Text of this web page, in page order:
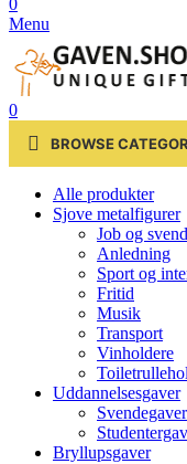
0
Menu
0
BROWSE
Alle produkter
Sjove metalfigurer
Job og
Anledning
Sport og
Fritid
Musik
Transport
Vinholdere
Uddannelsesgaver
Svendegaver
Bryllupsgaver